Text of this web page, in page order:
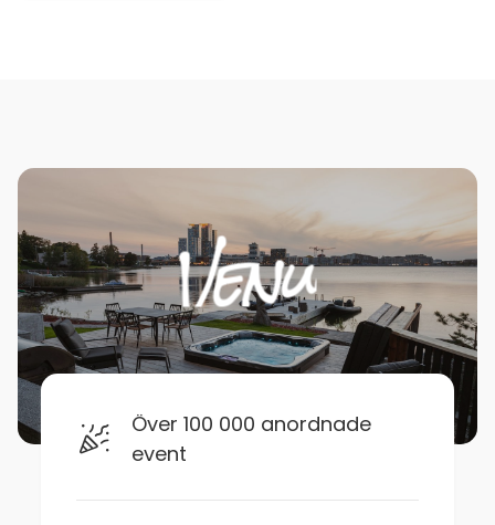
Över 100 000 anordnade
event